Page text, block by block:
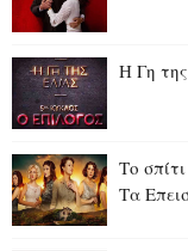
(trailer)
Η Γη
Το
Τα